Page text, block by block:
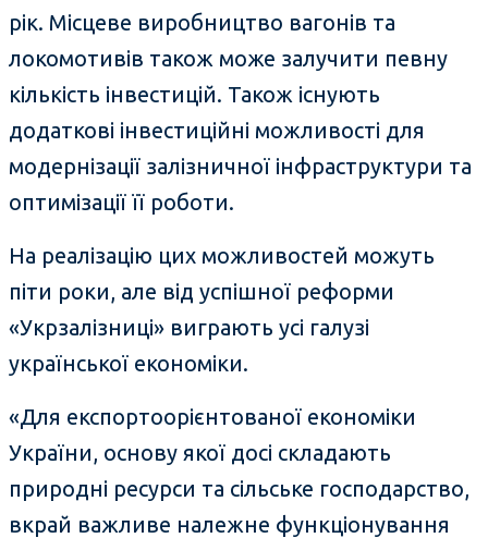
рік. Місцеве виробництво вагонів та
локомотивів також може залучити певну
кількість інвестицій. Також існують
додаткові інвестиційні можливості для
модернізації залізничної інфраструктури та
оптимізації її роботи.
На реалізацію цих можливостей можуть
піти роки, але від успішної реформи
«Укрзалізниці» виграють усі галузі
української економіки.
«Для експортоорієнтованої економіки
України, основу якої досі складають
природні ресурси та сільське господарство,
вкрай важливе належне функціонування